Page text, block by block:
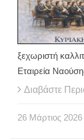
ξεχωριστή
Εταιρεία
Διαβάστε
26 Μάρτιος 2026